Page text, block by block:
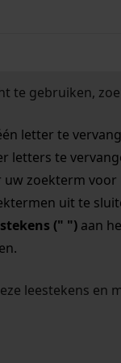
te gebruiken,
letter te
letters te
zoekterm voor
uit te
(" ")aan
leestekens en